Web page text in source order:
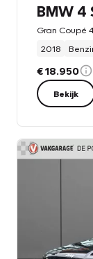
BMW 4
2018
€ 18.950
Bekijk